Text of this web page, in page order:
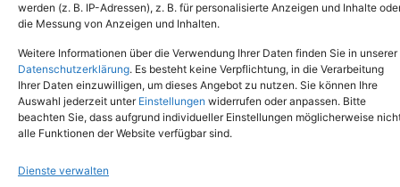
werden (z. B. IP-Adressen), z. B. für personalisierte Anzeigen und Inhalte
die Messung von Anzeigen und Inhalten.
Weitere Informationen über die Verwendung Ihrer Daten finden Sie in unserer
Datenschutzerklärung. Es besteht keine Verpflichtung, in die Verarbeitung
Ihrer Daten einzuwilligen, um dieses Angebot zu nutzen. Sie können Ihre
Auswahl jederzeit unter Einstellungen widerrufen oder anpassen. Bitte
beachten Sie, dass aufgrund individueller Einstellungen möglicherweise
alle Funktionen der Website verfügbar sind.
Dienste verwalten
Copyright © 2024. Alle Rechte vorbehalten.
Tel.: (02651) - 77438info@tierheim-mayen.de
In der Pluns 1, 56727 Mayen